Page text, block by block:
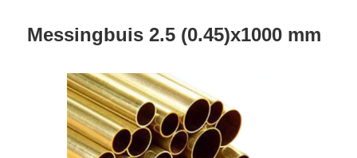
Messingbuis 2.5 (0.45)x1000 mm